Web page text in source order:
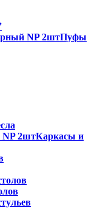
Пуфы
Каркасы и